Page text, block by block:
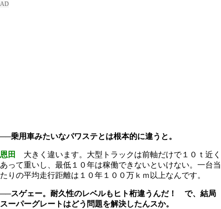
──乗用車みたいなパワステとは根本的に違うと。
恩田
大きく違います。大型トラックは前軸だけで１０ｔ近く
あって重いし、最低１０年は稼働できないといけない。一台当
たりの平均走行距離は１０年１００万ｋｍ以上なんです。
──スゲェー。耐久性のレベルもヒト桁違うんだ！ で、結局
スーパーグレートはどう問題を解決したんスか。